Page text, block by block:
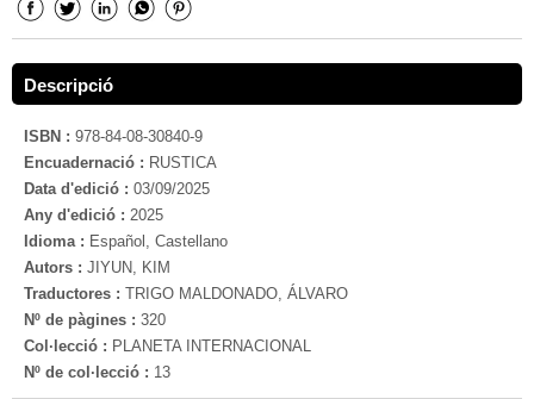
Descripció
ISBN : 978-84-08-30840-9
Encuadernació : RUSTICA
Data d'edició : 03/09/2025
Any d'edició : 2025
Idioma : Español, Castellano
Autors : JIYUN, KIM
Traductores : TRIGO MALDONADO, ÁLVARO
Nº de pàgines : 320
Col·lecció : PLANETA INTERNACIONAL
Nº de col·lecció : 13